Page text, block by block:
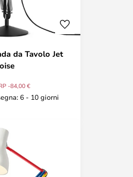
da Tavolo Jet
-84,00 €
6 - 10 giorni